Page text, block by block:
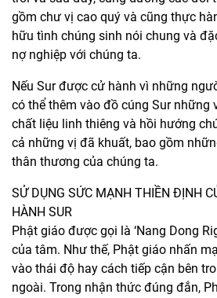
gồm chư vị cao quý và cũng thực
hữu tình chúng sinh nói chung và
nợ nghiệp với chúng ta.
Nếu Sur được cử hành vì những
có thể thêm vào đồ cúng Sur những
chất liệu linh thiêng và hồi hướng
cả những vị đã khuất, bao gồm
thân thương của chúng ta.
SỬ DỤNG SỨC MẠNH THIỀN ĐỊNH
HÀNH SUR
Phật giáo được gọi là ‘Nang Dong
của tâm. Như thế, Phật giáo nhấn
vào thái độ hay cách tiếp cận bên
ngoài. Trong nhận thức đúng đắn,